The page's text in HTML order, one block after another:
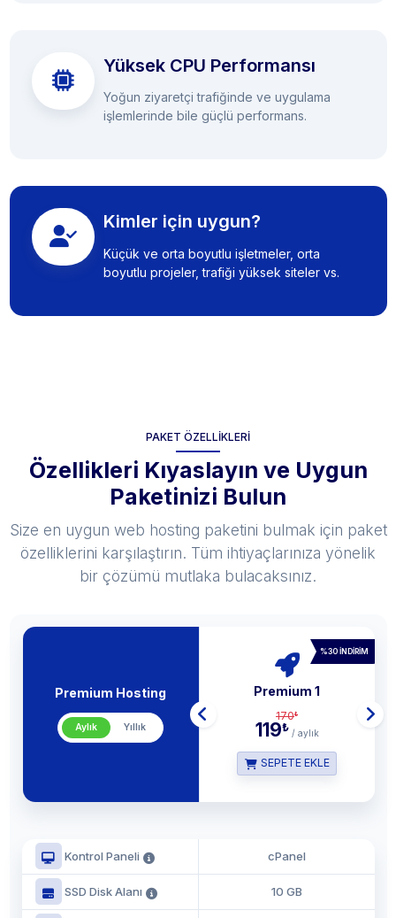
Yüksek CPU Performansı
Yoğun ziyaretçi trafiğinde ve uygulama
işlemlerinde bile güçlü performans.
Kimler için uygun?
Küçük ve orta boyutlu işletmeler, orta
boyutlu projeler, trafiği yüksek siteler vs.
PAKET ÖZELLIKLERI
Özellikleri Kıyaslayın ve Uygun
Paketinizi Bulun
Size en uygun web hosting paketini bulmak için paket
özelliklerini karşılaştırın. Tüm ihtiyaçlarınıza yönelik
bir çözümü mutlaka bulacaksınız.
Premium Hosting
Aylık Yıllık
Premium 1
170₺
119₺/ aylık
%30 İNDIRIM
SEPETE EKLE
Kontrol Paneli
SSD Disk Alanı
cPanel
10 GB